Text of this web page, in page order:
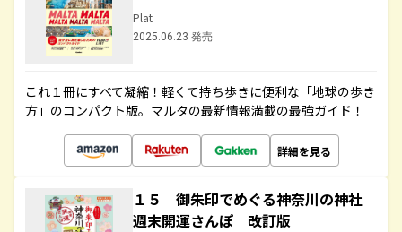
Plat
2025.06.23 発売
これ１冊にすべて凝縮！軽くて持ち歩きに便利な「地球の歩き
方」のコンパクト版。マルタの最新情報満載の最強ガイド！
詳細を見る
１５ 御朱印でめぐる神奈川の神社
週末開運さんぽ 改訂版